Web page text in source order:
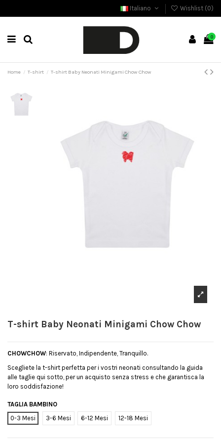
Italiano Wishlist (0)
0
Home T-shirt T-shirt Baby Neonati Minigami Chow Chow
T-shirt Baby Neonati Minigami Chow Chow
CHOWCHOW: Riservato, Indipendente, Tranquillo.
Scegliete la t-shirt perfetta per i vostri neonati consultando la guida
alle taglie qui sotto, per un acquisto senza stress e che garantisca la
loro soddisfazione!
TAGLIA BAMBINO
0-3 Mesi
3-6 Mesi 6-12 Mesi 12-18 Mesi